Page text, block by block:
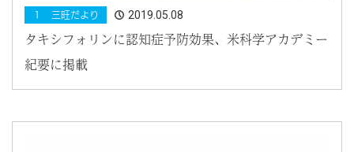
１ 三旺だより 2019.05.08
タキシフォリンに認知症予防効果、米科学アカデミー
紀要に掲載